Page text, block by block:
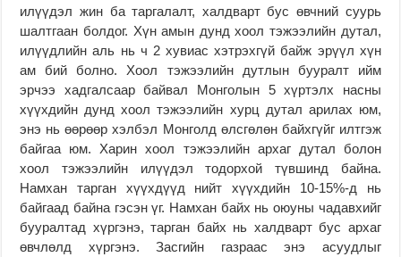
илүүдэл жин ба таргалалт, халдварт бус өвчний суурь
шалтгаан болдог. Хүн амын дунд хоол тэжээлийн дутал,
илүүдлийн аль нь ч 2 хувиас хэтрэхгүй байж эрүүл хүн
ам бий болно. Хоол тэжээлийн дутлын бууралт ийм
эрчээ хадгалсаар байвал Монголын 5 хүртэлх насны
хүүхдийн дунд хоол тэжээлийн хурц дутал арилах юм,
энэ нь өөрөөр хэлбэл Монголд өлсгөлөн байхгүйг илтгэж
байгаа юм. Харин хоол тэжээлийн архаг дутал болон
хоол тэжээлийн илүүдэл тодорхой түвшинд байна.
Намхан тарган хүүхдүүд нийт хүүхдийн 10-15%-д нь
байгаад байна гэсэн үг. Намхан байх нь оюуны чадавхийг
бууралтад хүргэнэ, тарган байх нь халдварт бус архаг
өвчлөлд хүргэнэ. Засгийн газраас энэ асуудлыг